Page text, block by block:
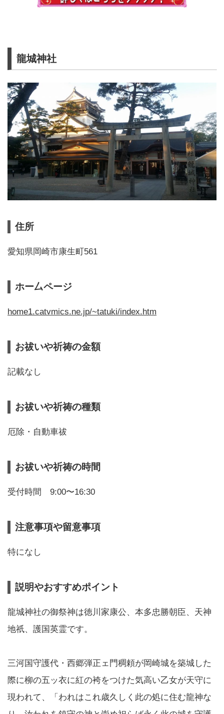
龍城神社
住所
愛知県岡崎市康生町561
ホー厶ページ
home1.catvmics.ne.jp/~tatuki/index.htm
お祓いや祈祷の金額
記載なし
お祓いや祈祷の種類
厄除・自動車祓
お祓いや祈祷の時間
受付時間 9:00〜16:30
注意事項や留意事項
特になし
説明やおすすめポイント
龍城神社の御祭神は徳川家康公、本多忠勝朝臣、天神
地祇、護国英霊です。
三河国守護代・西郷弾正ェ門稠頼が岡崎城を築城した
際に柳の五ッ衣に紅の袴をつけた気高い乙女が天守に
現われて、「われはこれ歳久しく此の処に住む龍神な